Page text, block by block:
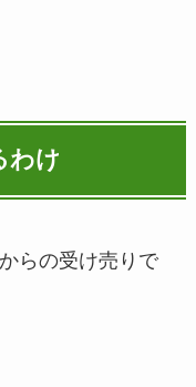
わけ
らの受け売りで